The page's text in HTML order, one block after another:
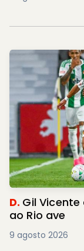
D. Gil
ao Rio ave
9 agosto 2026